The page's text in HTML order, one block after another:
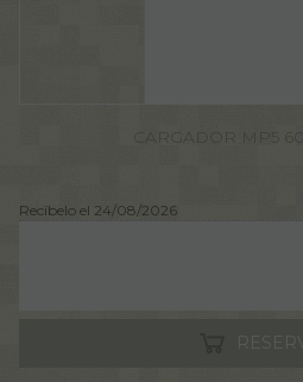
CARGADOR MP5
Recíbelo el 24/08/2026